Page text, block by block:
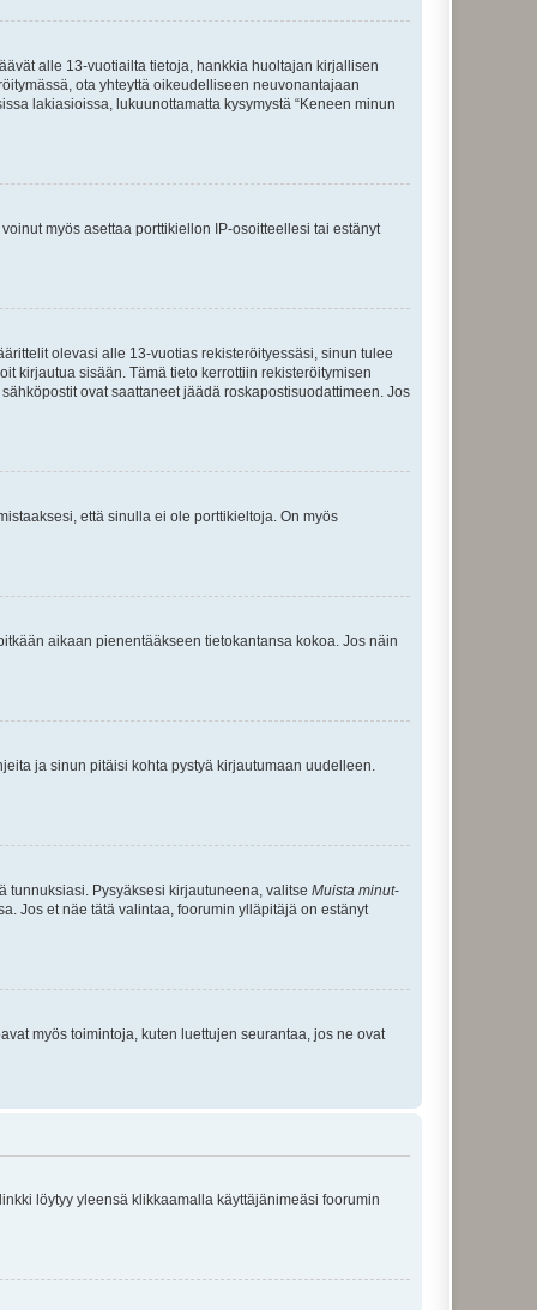
alle 13-vuotiailta tietoja, hankkia huoltajan kirjallisen
ota yhteyttä oikeudelliseen neuvonantajaan
lakiasioissa, lukuunottamatta kysymystä “Keneen minun
myös asettaa porttikiellon IP-osoitteellesi tai estänyt
olevasi alle 13-vuotias rekisteröityessäsi, sinun tulee
kirjautua sisään. Tämä tieto kerrottiin rekisteröitymisen
ovat saattaneet jäädä roskapostisuodattimeen. Jos
että sinulla ei ole porttikieltoja. On myös
aikaan pienentääkseen tietokantansa kokoa. Jos näin
ja sinun pitäisi kohta pystyä kirjautumaan uudelleen.
tunnuksiasi. Pysyäksesi kirjautuneena, valitse Muista minut-
Jos et näe tätä valintaa, foorumin ylläpitäjä on estänyt
myös toimintoja, kuten luettujen seurantaa, jos ne ovat
löytyy yleensä klikkaamalla käyttäjänimeäsi foorumin